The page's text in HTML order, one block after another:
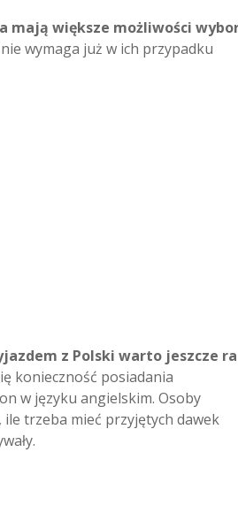
mają większe możliwości
wymaga już w ich przypadku
z Polski warto jeszcze
konieczność posiadania
w języku angielskim. Osoby
trzeba mieć przyjętych dawek